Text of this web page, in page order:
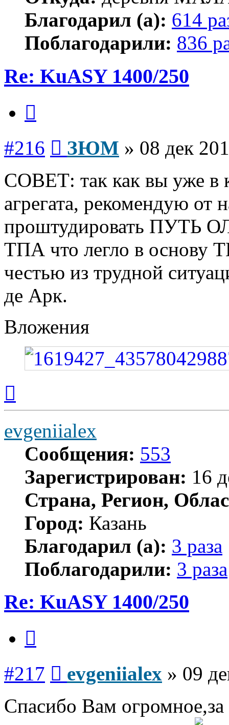
Благодарил (а): 614
Поблагодарили: 836
Re: KuASY 1400/250
#216 ЗЮМ » 08 дек
СОВЕТ: так как вы уже в
агрегата, рекомендую от
проштудировать ПУТЬ
ТПА что легло в основу
честью из трудной
де Арк.
Вложения
началу
evgeniialex
Сообщения: 553
Зарегистрирован: 16
Страна, Регион,
Город: Казань
Благодарил (а): 3 раза
Поблагодарили: 3 раза
Re: KuASY 1400/250
#217 evgeniialex » 09
Спасибо Вам